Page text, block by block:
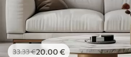
33.33€20.00 €